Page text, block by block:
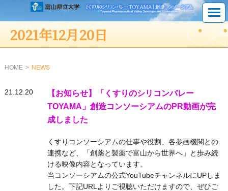
2021年12月20日
HOME NEWS
21.12.20
【お知らせ】「くすりのシリコンバレー
TOYAMA」創造コンソーシアムのPR動画が完
成しました
くすりコンソーシアムの仕事や役割、各参画機関との
連携など、「創薬と製薬で富山から世界へ」と歩み続
ける映像内容となっています。
当コンソーシアムの公式YouTubeチャンネルにUPしま
した。下記URLよりご視聴いただけますので、ぜひご